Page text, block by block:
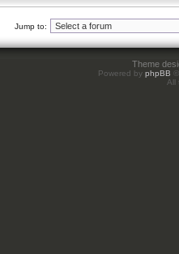
Jump to:
Theme
Powered by phpBB
All